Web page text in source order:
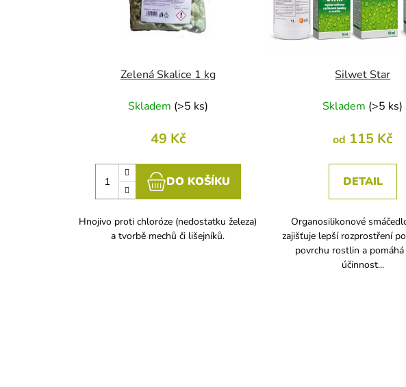
Zelená Skalice 1 kg
Skladem (>5 ks)
49 Kč
DO KOŠÍKU
Hnojivo proti chloróze (nedostatku železa)
a tvorbě mechů či lišejníků.
Silwet Star
Skladem (>5 ks)
od 115 Kč
DETAIL
Organosilikonové
zajišťuje lepší rozprostření
povrchu rostlin a
účinnost...